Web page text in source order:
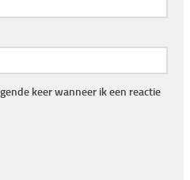
keer wanneer ik een reactie